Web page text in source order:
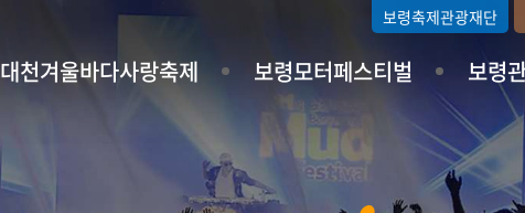
대천겨울바다사랑축제 보령모터페스티벌 보령
보령축제관광재단